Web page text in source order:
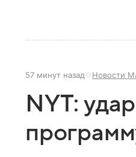
57 минут назад Новости
NYT: